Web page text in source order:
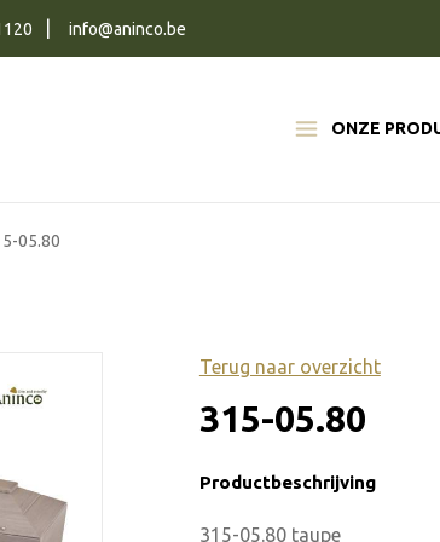
ONZE
info@aninco.be
05.80
Terug naar overzicht
315-05.80
Productbeschrijving
315-05.80 taupe